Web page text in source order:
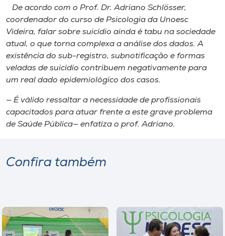
De acordo com o Prof. Dr. Adriano Schlösser,
coordenador do curso de Psicologia da Unoesc
Videira, falar sobre suicídio ainda é tabu na sociedade
atual, o que torna complexa a análise dos dados. A
existência do sub-registro, subnotificação e formas
veladas de suicídio contribuem negativamente para
um real dado epidemiológico dos casos.
— É válido ressaltar a necessidade de profissionais
capacitados para atuar frente a este grave problema
de Saúde Pública— enfatiza o prof. Adriano.
Confira também